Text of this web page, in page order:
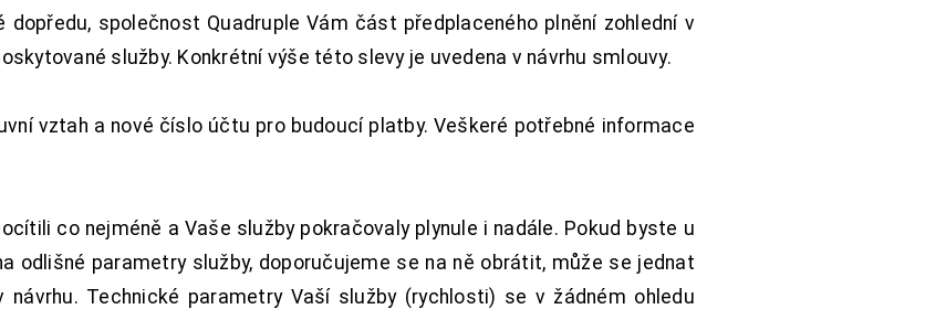
dopředu, společnost Quadruple Vám část předplaceného plnění zohlední v
služby. Konkrétní výše této slevy je uvedena v návrhu smlouvy.
vztah a nové číslo účtu pro budoucí platby. Veškeré potřebné informace
co nejméně a Vaše služby pokračovaly plynule i nadále. Pokud byste u
odlišné parametry služby, doporučujeme se na ně obrátit, může se jednat
Technické parametry Vaší služby (rychlosti) se v žádném ohledu